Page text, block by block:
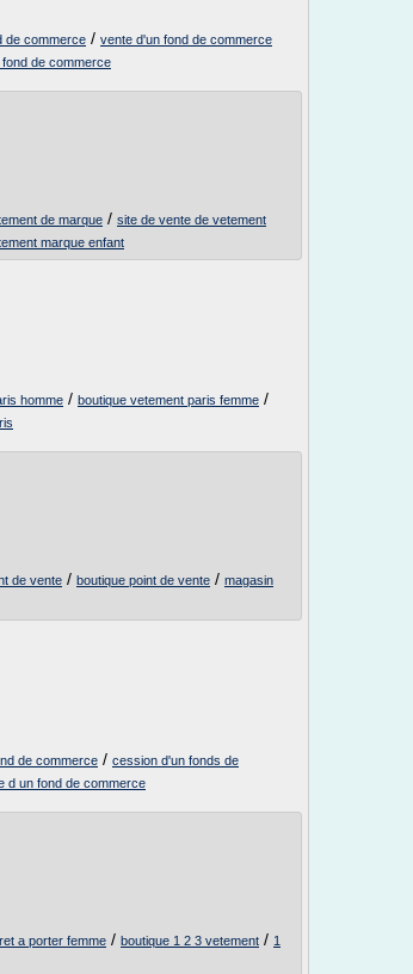
de commerce / vente d'un fond de commerce
de commerce
de marque / site de vente de vetement
marque enfant
homme / boutique vetement paris femme /
de vente / boutique point de vente / magasin
de commerce / cession d'un fonds de
d un fond de commerce
a porter femme / boutique 1 2 3 vetement / 1